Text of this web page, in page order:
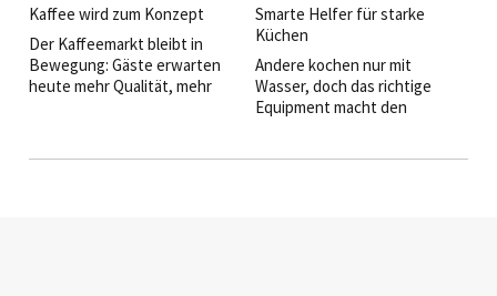
Kaffee wird zum Konzept
Der Kaffeemarkt bleibt in
Bewegung: Gäste erwarten
heute mehr Qualität, mehr
Smarte Helfer für starke
Küchen
Andere kochen nur mit
Wasser, doch das richtige
Equipment macht den